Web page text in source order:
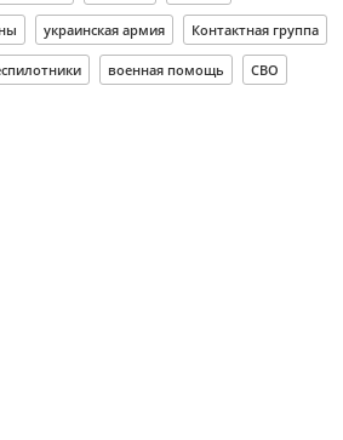
украинская армия Контактная группа
военная помощь СВО